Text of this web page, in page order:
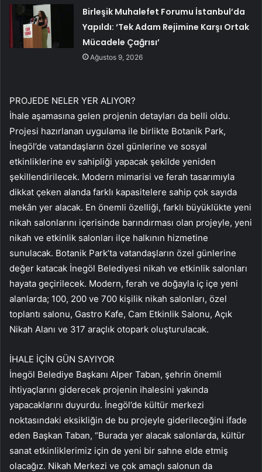
Birleşik Muhalefet Forumu İstanbul’da
Yapıldı: ‘Tek Adam Rejimine Karşı Ortak
Mücadele Çağrısı’
Ağustos 9, 2026
PROJEDE NELER YER ALIYOR?
İhale aşamasına gelen projenin detayları da belli oldu.
Projesi hazırlanan uygulama ile birlikte Botanik Park,
İnegöl’de vatandaşların özel günlerine ve sosyal
etkinliklerine ev sahipliği yapacak şekilde yeniden
şekillendirilecek. Modern mimarisi ve ferah tasarımıyla
dikkat çeken alanda farklı kapasitelere sahip çok sayıda
mekân yer alacak. En önemli özelliği, farklı büyüklükte yeni
nikah salonlarını içerisinde barındırması olan projeyle, yeni
nikah ve etkinlik salonları ilçe halkının hizmetine
sunulacak. Botanik Park’ta vatandaşların özel günlerine
değer katacak İnegöl Belediyesi nikah ve etkinlik salonları
hayata geçirilecek. Modern, ferah ve doğayla iç içe yeni
alanlarda; 100, 200 ve 700 kişilik nikah salonları, özel
toplantı salonu, Gastro Kafe, Cam Etkinlik Salonu, Açık
Nikah Alanı ve 317 araçlık otopark oluşturulacak.
İHALE İÇİN GÜN SAYIYOR
İnegöl Belediye Başkanı Alper Taban, şehrin önemli
ihtiyaçlarını giderecek projenin ihalesini yakında
yapacaklarını duyurdu. İnegöl’de kültür merkezi
noktasındaki eksikliğin de bu projeyle giderileceğini ifade
eden Başkan Taban, “Burada yer alacak salonlarda, kültür
sanat etkinliklerimiz için de yeni bir sahne elde etmiş
olacağız. Nikah Merkezi ve çok amaçlı salonun da